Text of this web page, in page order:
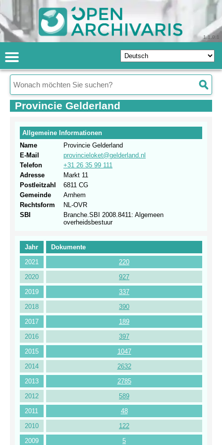
1.1.0.1
Provincie Gelderland
Jahr
Dokumente
2021
220
2020
927
2019
337
2018
390
2017
189
2016
397
2015
1047
2014
2632
2013
2785
2012
589
2011
48
2010
122
2009
5
Allgemeine Informationen
Name
Provincie Gelderland
E-Mail
provincieloket@gelderland.nl
Telefon
+31 26 35 99 111
Adresse
Markt 11
Postleitzahl
6811 CG
Gemeinde
Arnhem
Rechtsform
NL-OVR
SBI
Branche.SBI 2008.8411: Algemeen
overheidsbestuur